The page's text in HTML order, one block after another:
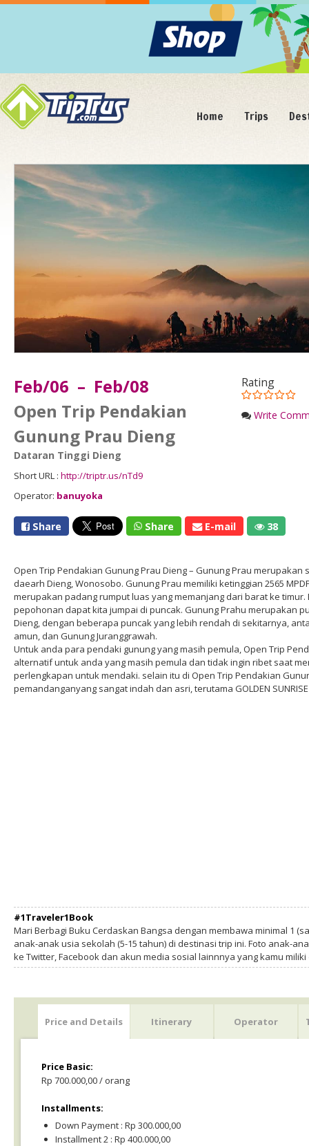
Home Trips
Rating
Write
Feb/06 – Feb/08
Open Trip Pendakian
Gunung Prau Dieng
Dataran Tinggi Dieng
Short URL : http://triptr.us/nTd9
Operator: banuyoka
Share Share E-mail 38
Open Trip Pendakian Gunung Prau Dieng – Gunung Prau
daearh Dieng, Wonosobo. Gunung Prau memiliki ketinggian 2565
merupakan padang rumput luas yang memanjang dari barat ke
pepohonan dapat kita jumpai di puncak. Gunung Prahu merupakan
Dieng, dengan beberapa puncak yang lebih rendah di sekitarnya,
amun, dan Gunung Juranggrawah.
Untuk anda para pendaki gunung yang masih pemula, Open Trip
alternatif untuk anda yang masih pemula dan tidak ingin ribet saat
perlengkapan untuk mendaki. selain itu di Open Trip Pendakian
pemandanganyang sangat indah dan asri, terutama GOLDEN
#1Traveler1Book
Mari Berbagi Buku Cerdaskan Bangsa dengan membawa minimal 1
anak-anak usia sekolah (5-15 tahun) di destinasi trip ini. Foto anak-
ke Twitter, Facebook dan akun media sosial lainnnya yang kamu
Price and Details Itinerary Operator
Price Basic:
Rp 700.000,00 / orang
Installments:
Down Payment : Rp 300.000,00
Installment 2 : Rp 400.000,00